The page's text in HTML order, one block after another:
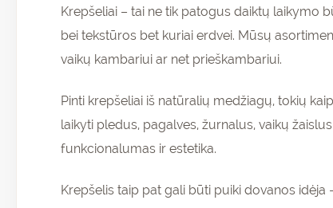
Krepšeliai – tai ne tik patogus daiktų laikymo
bei tekstūros bet kuriai erdvei. Mūsų
vaikų kambariui ar net prieškambariui.
Pinti krepšeliai iš natūralių medžiagų, tokių
laikyti pledus, pagalves, žurnalus, vaikų
funkcionalumas ir estetika.
Krepšelis taip pat gali būti puiki dovanos